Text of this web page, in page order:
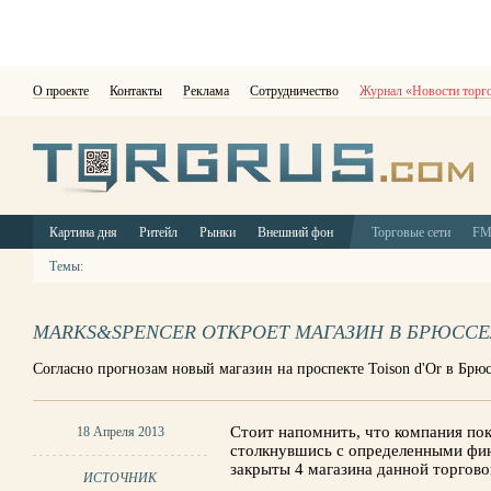
О проекте Контакты Реклама Сотрудничество Журнал «Новости
Картина дня Ритейл Рынки Внешний фон Торговые сети
Темы:
MARKS&SPENCER ОТКРОЕТ МАГАЗИН В
Согласно прогнозам новый магазин на проспекте Toison d'Or в
18 Апреля 2013
ИСТОЧНИК
Стоит напомнить, что компания
столкнувшись с определенными
закрыты 4 магазина данной